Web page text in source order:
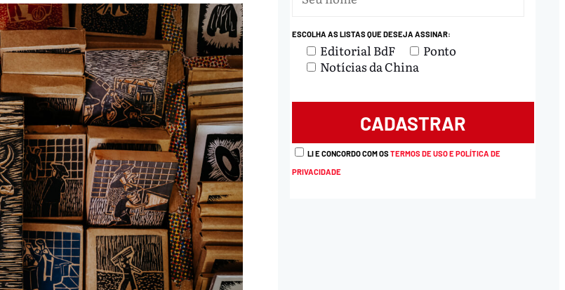
ESCOLHA AS LISTAS QUE DESEJA ASSINAR:
Editorial BdF
Ponto
Notícias da China
LI E CONCORDO COM OSTERMOS DE USO E POLÍTICA DE
PRIVACIDADE